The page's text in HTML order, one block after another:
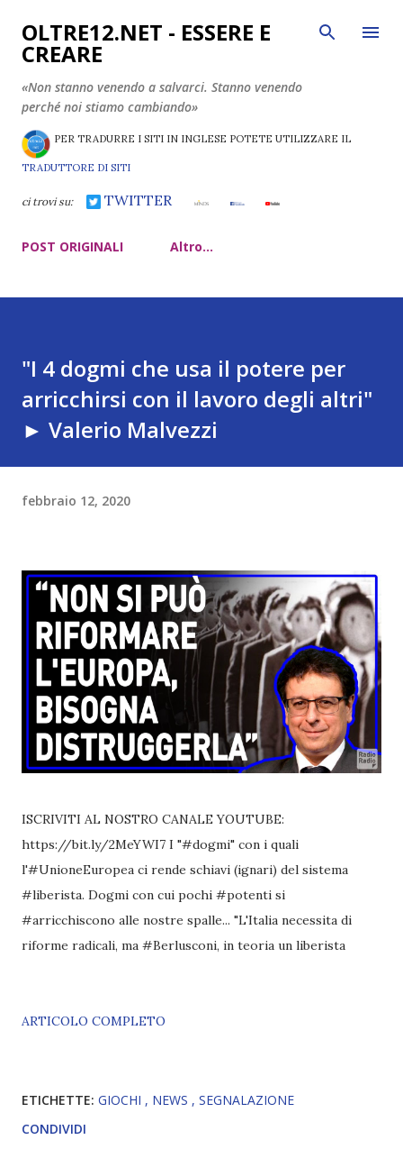
Passa ai contenuti principali
OLTRE12.NET - ESSERE E
CREARE
«Non stanno venendo a salvarci. Stanno venendo
perché noi stiamo cambiando»
PER TRADURRE I SITI IN INGLESE POTETE UTILIZZARE IL
TRADUTTORE DI SITI
ci trovi su: TWITTER
POST ORIGINALI Altro…
"I 4 dogmi che usa il potere per
arricchirsi con il lavoro degli altri"
► Valerio Malvezzi
febbraio 12, 2020
ISCRIVITI AL NOSTRO CANALE YOUTUBE:
https://bit.ly/2MeYWI7 I "#dogmi" con i quali
l'#UnioneEuropea ci rende schiavi (ignari) del sistema
#liberista. Dogmi con cui pochi #potenti si
#arricchiscono alle nostre spalle... "L'Italia necessita di
riforme radicali, ma #Berlusconi, in teoria un liberista
ARTICOLO COMPLETO
ETICHETTE: GIOCHI NEWS
SEGNALAZIONE
CONDIVIDI